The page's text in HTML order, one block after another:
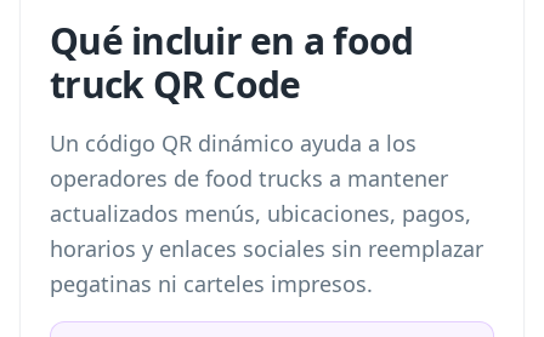
Qué incluir en a food
truck QR Code
Un código QR dinámico ayuda a los
operadores de food trucks a mantener
actualizados menús, ubicaciones, pagos,
horarios y enlaces sociales sin reemplazar
pegatinas ni carteles impresos.